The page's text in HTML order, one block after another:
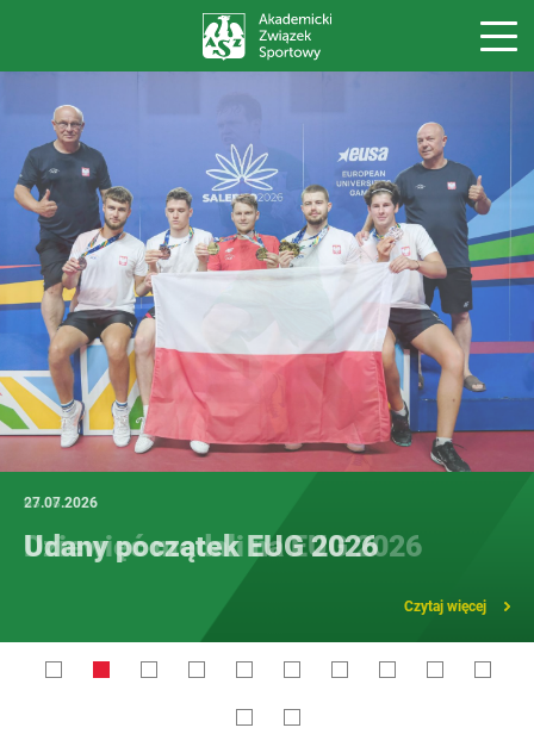
27.07.2026
Udany początek EUG 2026
Czytaj więcej